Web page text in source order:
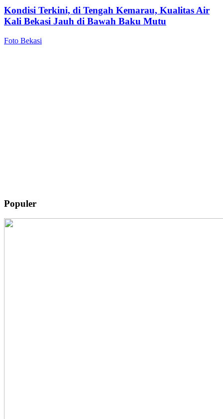
Kondisi Terkini, di Tengah Kemarau, Kualitas Air
Kali Bekasi Jauh di Bawah Baku Mutu
Foto Bekasi
Populer